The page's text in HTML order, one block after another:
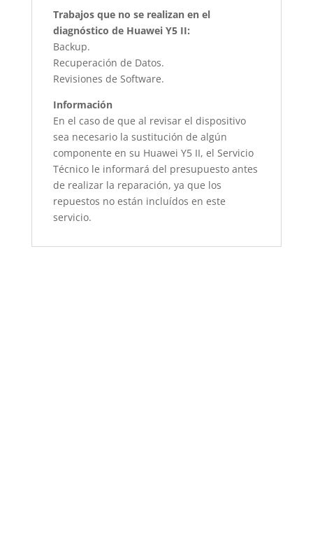
Trabajos que no se realizan en el
diagnóstico de Huawei Y5 II:
Backup.
Recuperación de Datos.
Revisiones de Software.
Información
En el caso de que al revisar el dispositivo
sea necesario la sustitución de algún
componente en su Huawei Y5 II, el Servicio
Técnico le informará del presupuesto antes
de realizar la reparación, ya que los
repuestos no están incluídos en este
servicio.